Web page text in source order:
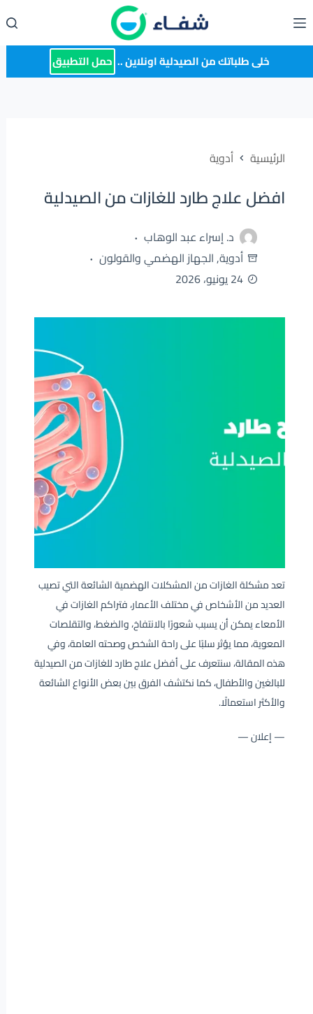
إلى
المحتوى خلى طلباتك من الصيدلية اونلاين .. حمل التطبيق
الرئيسية أدوية
افضل علاج طارد للغازات من الصيدلية
د. إسراء عبد الوهاب
أدوية,الجهاز الهضمي والقولون
24 يونيو، 2026
تعد مشكلة الغازات من المشكلات الهضمية الشائعة التي تصيب
العديد من الأشخاص في مختلف الأعمار، فتراكم الغازات في
الأمعاء يمكن أن يسبب شعورًا بالانتفاخ، والضغط، والتقلصات
المعوية، مما يؤثر سلبًا على راحة الشخص وصحته العامة، وفي
هذه المقالة، سنتعرف على أفضل علاج طارد للغازات من الصيدلية
للبالغين والأطفال، كما نكتشف الفرق بين بعض الأنواع الشائعة
والأكثر استعمالًا.
— إعلان —